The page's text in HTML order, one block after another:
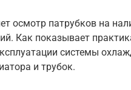
осмотр патрубков на
Как показывает
системы
и трубок.